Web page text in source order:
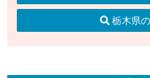
栃木県